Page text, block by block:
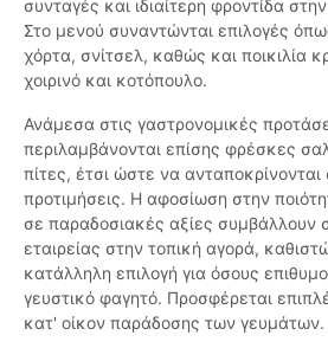
συνταγές και ιδιαίτερη φροντίδα
Στο μενού συναντώνται επιλογές
χόρτα, σνίτσελ, καθώς και ποικιλία
χοιρινό και κοτόπουλο.
Ανάμεσα στις γαστρονομικές
περιλαμβάνονται επίσης φρέσκες
πίτες, έτσι ώστε να
προτιμήσεις. Η αφοσίωση στην
σε παραδοσιακές αξίες συμβάλλουν
εταιρείας στην τοπική αγορά,
κατάλληλη επιλογή για όσους
γευστικό φαγητό. Προσφέρεται
κατ' οίκον παράδοσης των γευμάτων.